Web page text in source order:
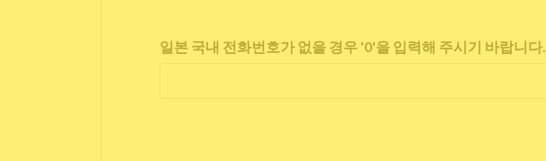
일본 국내 전화번호가 없을 경우 '0'을 입력해 주시기 바랍니다.